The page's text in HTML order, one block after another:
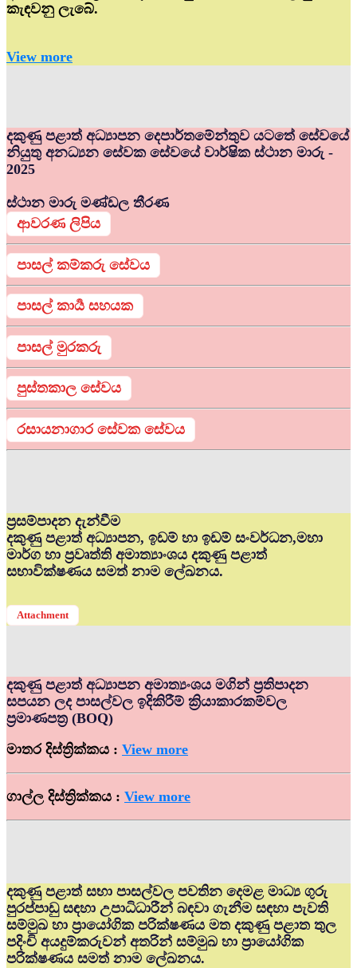
කැඳවනු ලැබේ.
View more
දකුණු පළාත් අධ්‍යාපන දෙපාර්තමේන්තුව යටතේ සේවයේ
නියුතු අනධ්‍යන සේවක සේවයේ වාර්ෂික ස්ථාන මාරු -
2025
ස්ථාන මාරු මණ්ඩල තීරණ
ආවරණ ලිපිය
පාසල් කම්කරු සේවය
පාසල් කාර්‍ය සහයක
පාසල් මුරකරු
පුස්තකාල සේවය
රසායනාගාර සේවක සේවය
ප්‍රසම්පාදන දැන්වීම
දකුණු පළාත් අධ්‍යාපන, ඉඩම් හා ඉඩම් සංවර්ධන,මහා
මාර්ග හා ප්‍රවෘත්ති අමාත්‍යාංශය දකුණු පළාත්
සභාවික්ෂණය සමත් නාම ලේඛනය.
Attachment
දකුණු පළාත් අධ්‍යාපන අමාත්‍යංශය මගින් ප්‍රතිපාදන
සපයන ලද පාසල්වල ඉදිකිරීම් ක්‍රියාකාරකම්වල
ප්‍රමාණපත්‍ර (BOQ)
මාතර දිස්ත්‍රික්කය : View more
ගාල්ල දිස්ත්‍රික්කය : View more
දකුණු පළාත් සභා පාසල්වල පවතින දෙමළ මාධ්‍ය ගුරු
පුරප්පාඩු සඳහා උපාධිධාරීන් බඳවා ගැනීම සඳහා පැවති
සම්මුඛ හා ප්‍රායෝගික පරික්ෂණය මත දකුණු පළාත තුල
පදිංචි අයදුම්කරුවන් අතරින් සම්මුඛ හා ප්‍රායෝගික
පරික්ෂණය සමත් නාම ලේඛනය.